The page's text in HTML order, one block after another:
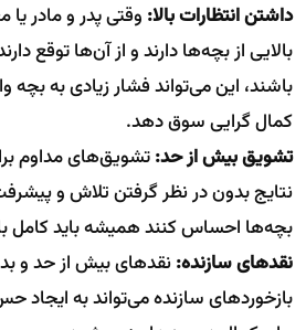
داشتن انتظارات بالا: وقتی پدر و مادر یا
بالایی از بچه‌ها دارند و از آن‌ها توقع
باشند، این می‌تواند فشار زیادی به بچه
کمال گرایی سوق دهد.
تشویق بیش از حد:تشویق‌های مداوم
نتایج بدون در نظر گرفتن تلاش و
بچه‌ها احساس کنند همیشه باید کامل
نقدهای سازنده:نقدهای بیش از حد و
بازخوردهای سازنده می‌تواند به ایجاد